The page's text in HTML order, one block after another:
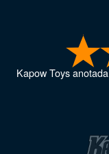
Kapow Toysanotada